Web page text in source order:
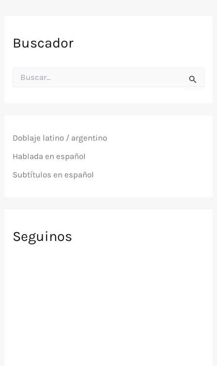
Buscador
o
:
Doblaje latino / argentino
Hablada en español
Subtítulos en español
Seguinos